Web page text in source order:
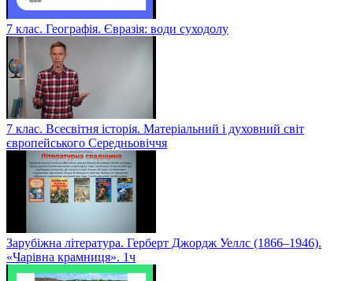
7 клас. Географія. Євразія: води суходолу
7 клас. Всесвітня історія. Матеріальний і духовний світ
європейського Середньовіччя
Зарубіжна література. Герберт Джордж Уеллс (1866–1946).
«Чарівна крамниця». 1ч